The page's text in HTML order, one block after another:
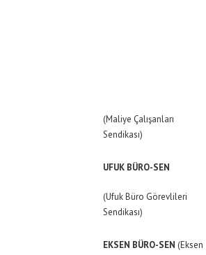
(Maliye Çalışanları
Sendikası)
UFUK BÜRO-SEN
(Ufuk Büro Görevlileri
Sendikası)
EKSEN BÜRO-SEN (Eksen